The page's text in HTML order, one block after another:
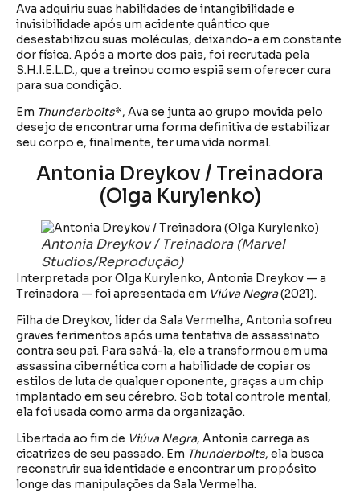
Ava adquiriu suas habilidades de intangibilidade e
invisibilidade após um acidente quântico que
desestabilizou suas moléculas, deixando-a em constante
dor física. Após a morte dos pais, foi recrutada pela
S.H.I.E.L.D., que a treinou como espiã sem oferecer cura
para sua condição.
Em Thunderbolts*, Ava se junta ao grupo movida pelo
desejo de encontrar uma forma definitiva de estabilizar
seu corpo e, finalmente, ter uma vida normal.
Antonia Dreykov / Treinadora
(Olga Kurylenko)
Antonia Dreykov / Treinadora (Marvel
Studios/Reprodução)
Interpretada por Olga Kurylenko, Antonia Dreykov — a
Treinadora — foi apresentada em Viúva Negra(2021).
Filha de Dreykov, líder da Sala Vermelha, Antonia sofreu
graves ferimentos após uma tentativa de assassinato
contra seu pai. Para salvá-la, ele a transformou em uma
assassina cibernética com a habilidade de copiar os
estilos de luta de qualquer oponente, graças a um chip
implantado em seu cérebro. Sob total controle mental,
ela foi usada como arma da organização.
Libertada ao fim de Viúva Negra, Antonia carrega as
cicatrizes de seu passado. Em Thunderbolts, ela busca
reconstruir sua identidade e encontrar um propósito
longe das manipulações da Sala Vermelha.